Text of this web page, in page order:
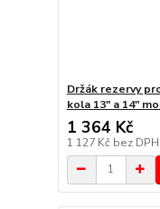
Držák rezervy
kola 13" a 14"
1 364 Kč
1 127 Kč bez DPH